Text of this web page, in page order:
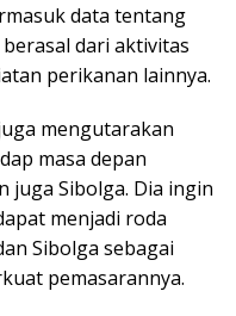
data tentang
dari aktivitas
perikanan lainnya.
mengutarakan
masa depan
juga Sibolga. Dia ingin
menjadi roda
Sibolga sebagai
pemasarannya.